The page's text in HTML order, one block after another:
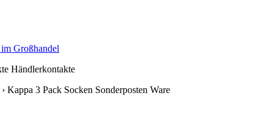
Großhandel
Händlerkontakte
› Kappa 3 Pack Socken Sonderposten Ware